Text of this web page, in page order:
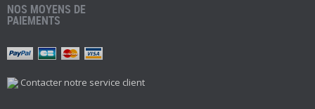
NOS MOYENS DE
PAIEMENTS
Contacter notre service client